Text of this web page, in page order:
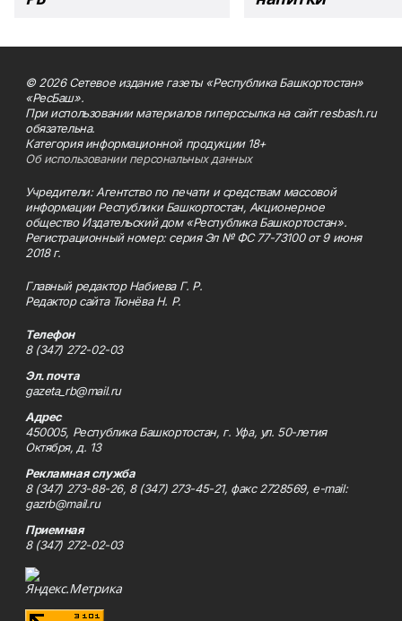
© 2026 Сетевое издание газеты «Республика Башкортостан»
«РесБаш».
При использовании материалов гиперссылка на сайт resbash.ru
обязательна.
Категория информационной продукции 18+
Об использовании персональных данных
Учредители: Агентство по печати и средствам массовой
информации Республики Башкортостан, Акционерное
общество Издательский дом «Республика Башкортостан».
Регистрационный номер: серия Эл № ФС 77-73100 от 9 июня
2018 г.
Главный редактор Набиева Г. Р.
Редактор сайта Тюнёва Н. Р.
Телефон
8 (347) 272-02-03
Эл. почта
gazeta_rb@mail.ru
Адрес
450005, Республика Башкортостан, г. Уфа, ул. 50-летия
Октября, д. 13
Рекламная служба
8 (347) 273-88-26, 8 (347) 273-45-21, факс 2728569, e-mail:
gazrb@mail.ru
Приемная
8 (347) 272-02-03